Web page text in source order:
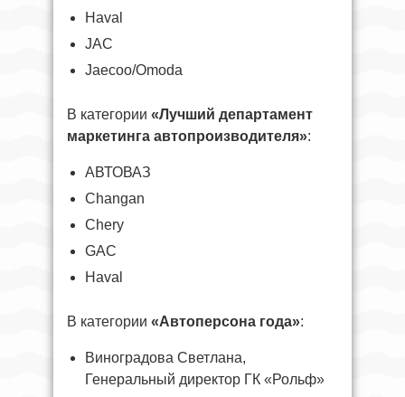
Haval
JAC
Jaecoo/Omoda
В категории «Лучший департамент
маркетинга автопроизводителя»:
АВТОВАЗ
Changan
Chery
GAC
Haval
В категории «Автоперсона года»:
Виноградова Светлана,
Генеральный директор ГК «Рольф»